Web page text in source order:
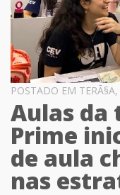
POSTADO EM
Aulas da
Prime
de aula
nas